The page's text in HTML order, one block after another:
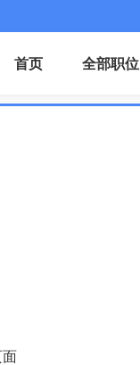
首页 全部职位
面